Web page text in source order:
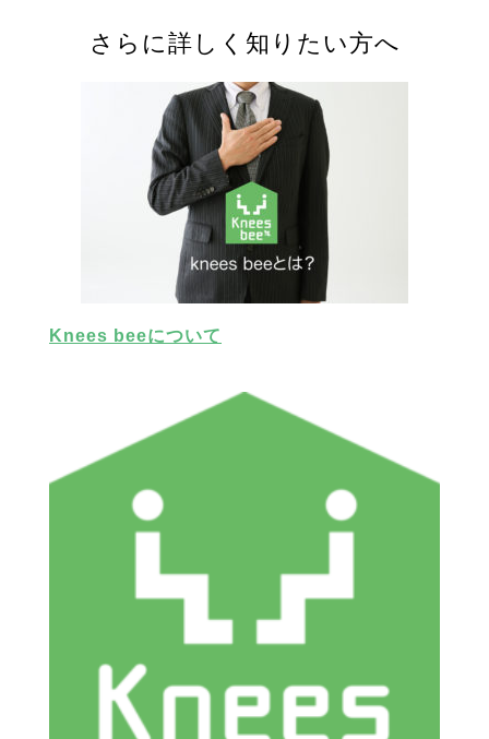
さらに詳しく知りたい方へ
Knees beeについて